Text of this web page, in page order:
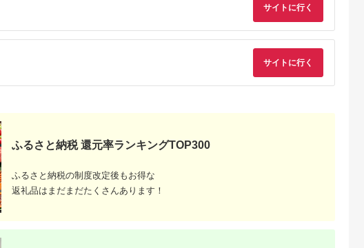
出典：ふるさとチョイ
ス
5.0
出典：ふるさとチョイ
ス
温泉 宿泊券・温泉
料理旅館
5.0
出典：ふるさとチョイ
ス
和歌山県 広川町
滝原温泉ほたるの湯
5.0
出典：ふるさとチョ
広島県 廿日市
国民宿舎みやじま杜
サイトに行く
サイトに行く
ふるさと納税 還元率ランキングTOP300
ふるさと納税の制度改定後もお得な
返礼品はまだまだたくさんあります！